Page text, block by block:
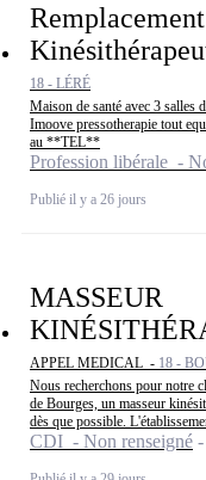
18 - LÉRÉ
Maison de santé avec 3 salles
Imoove pressotherapie tout
au **TEL**
Profession libérale -
Publié il y a 26 jours
MASSEUR
APPEL MEDICAL - 18 -
Nous recherchons pour notre
de Bourges, un masseur
dès que possible.
CDI - Non renseigné